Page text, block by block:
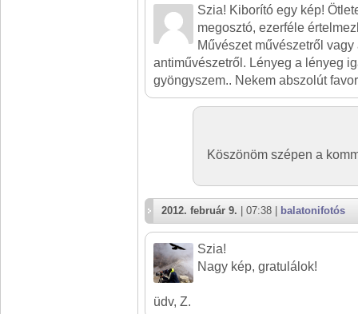
Szia! Kiborító egy kép!
megosztó, ezerféle
Művészet művészetről
antiművészetről. Lényeg a lényeg
gyöngyszem.. Nekem abszolút
Köszönöm szépen a
2012. február 9. | 07:38 | balatonifotós
Szia!
Nagy kép, gratulálok!
üdv, Z.